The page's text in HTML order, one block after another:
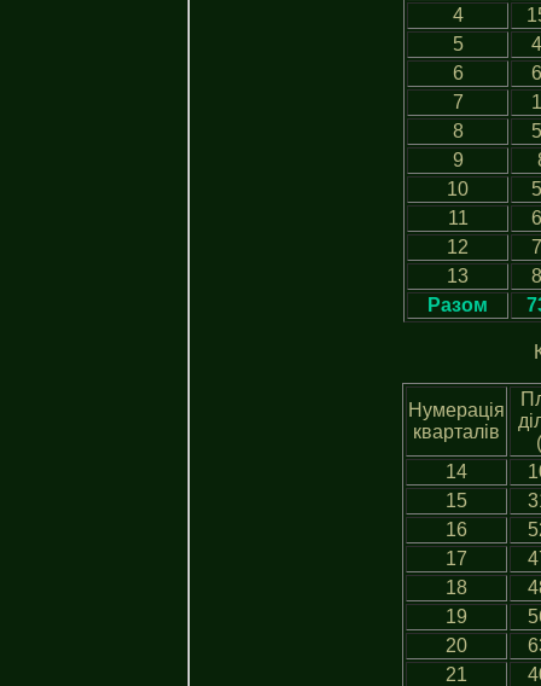
4
5
6
7
8
9
10
11
12
13
Разом
Нумерація
кварталів
14
15
16
17
18
19
20
21